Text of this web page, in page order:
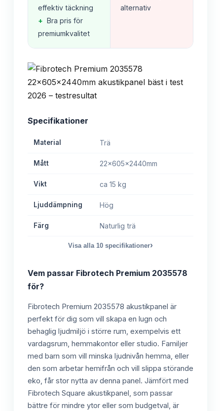
effektiv täckning
+ Bra pris för
premiumkvalitet
alternativ
Specifikationer
Material Trä
Mått 22x605x2440mm
Vikt ca 15 kg
Ljuddämpning Hög
Färg Naturlig trä
Visa alla 10 specifikationer›
Vem passar Fibrotech Premium 2035578
för?
Fibrotech Premium 2035578 akustikpanel är
perfekt för dig som vill skapa en lugn och
behaglig ljudmiljö i större rum, exempelvis ett
vardagsrum, hemmakontor eller studio. Familjer
med barn som vill minska ljudnivån hemma, eller
den som arbetar hemifrån och vill slippa störande
eko, får stor nytta av denna panel. Jämfört med
Fibrotech Square akustikpanel, som passar
bättre för mindre ytor eller som budgetval, är